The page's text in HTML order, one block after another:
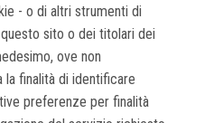
- o di altri strumenti di
sito o dei titolari dei
ove non
la finalità di identificare
preferenze per finalità